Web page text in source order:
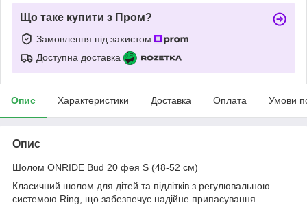
Що таке купити з Пром?
Замовлення під захистом
Доступна доставка
Опис Характеристики Доставка Оплата Умови
Опис
Шолом ONRIDE Bud 20 фея S (48-52 см)
Класичний шолом для дітей та підлітків з регулювальною
системою Ring, що забезпечує надійне припасування.